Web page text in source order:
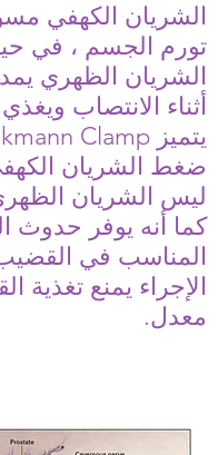
الشريان الكهفي
تورم الجسم ، في
الشريان الظهري
أثناء الانتصاب
يتميز Storz Stockmann Clamp
ضغط الشريان
ليس الشريان
كما أنه يوفر حدوث
المناسب في
الإجراء يمنع تغذية
معدل.